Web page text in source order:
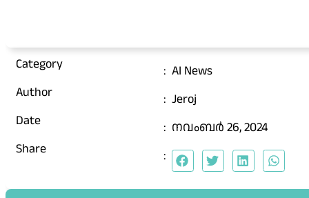
Category : AI News
Author
: Jeroj
Date
: നവംബർ 26, 2024
Share
: